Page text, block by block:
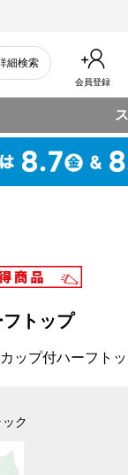
細検索
会員登録
トップ
ップ付ハーフトッ
ク